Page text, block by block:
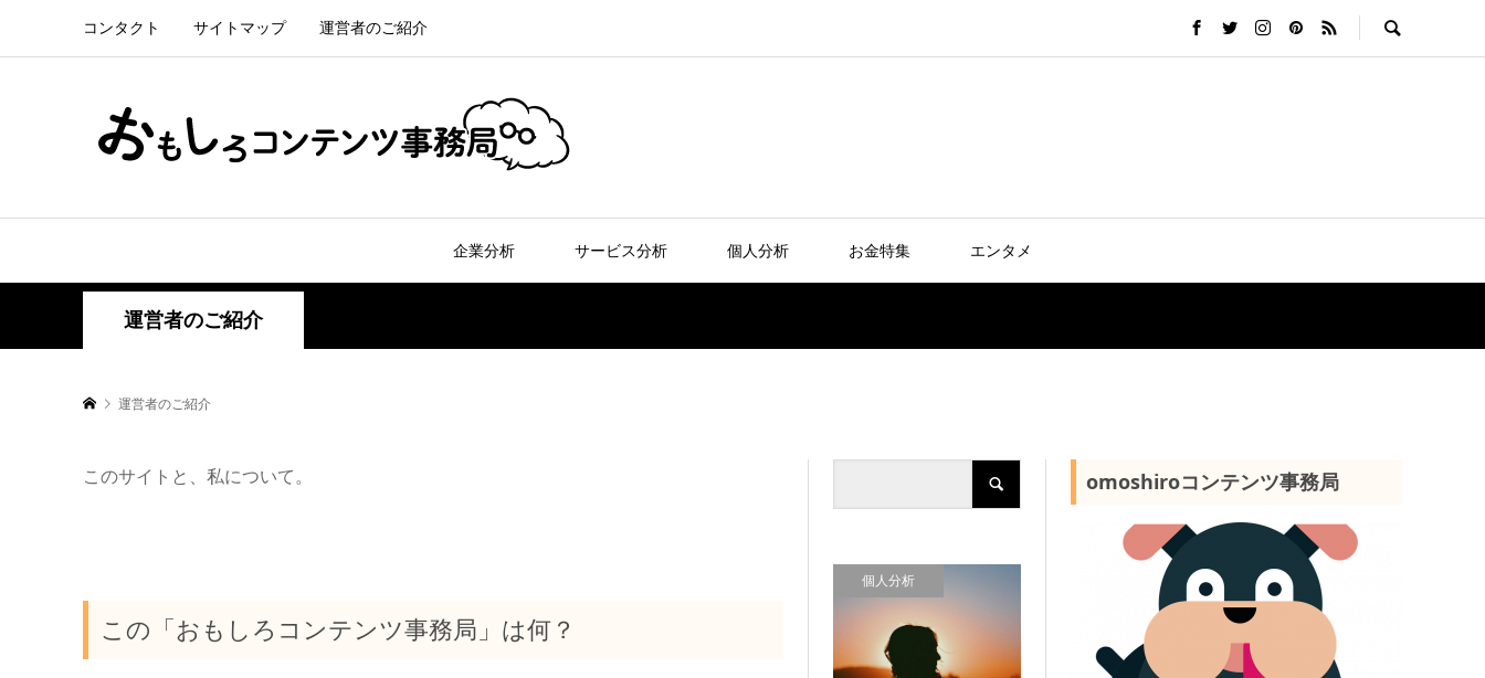
コンタクト サイトマップ 運営者のご紹介
企業分析 サービス分析 個人分析 お金特集 エンタメ
運営者のご紹介
運営者のご紹介
このサイトと、私について。
この「おもしろコンテンツ事務局」は何？
個人分析
omoshiroコンテンツ事務局